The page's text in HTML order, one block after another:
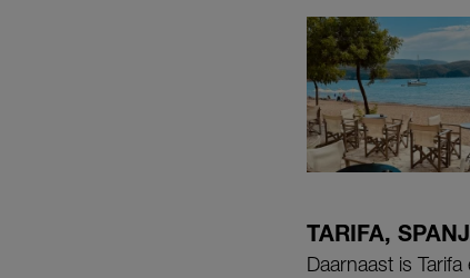
TARIFA,
Daarnaast is